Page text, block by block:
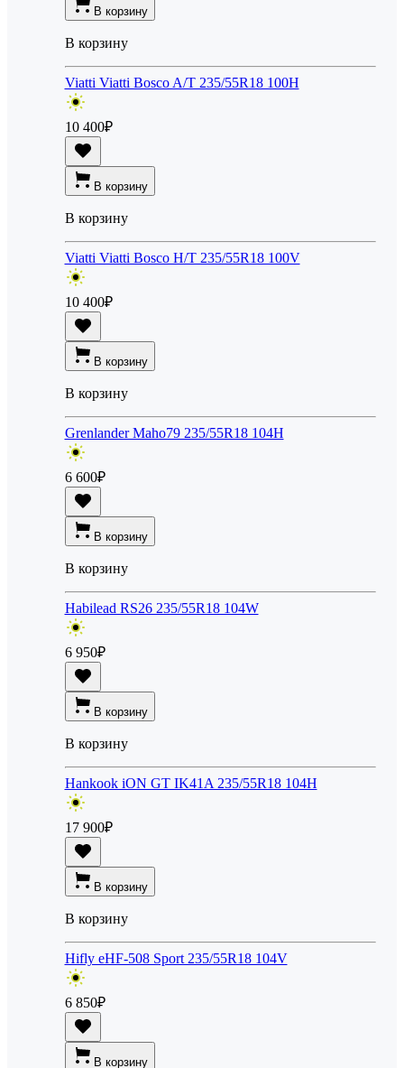
В корзину
В корзину
Viatti Viatti Bosco A/T 235/55R18 100H
10 400₽
В корзину
В корзину
Viatti Viatti Bosco H/T 235/55R18 100V
10 400₽
В корзину
В корзину
Grenlander Maho79 235/55R18 104H
6 600₽
В корзину
В корзину
Habilead RS26 235/55R18 104W
6 950₽
В корзину
В корзину
Hankook iON GT IK41A 235/55R18 104H
17 900₽
В корзину
В корзину
Hifly eHF-508 Sport 235/55R18 104V
6 850₽
В корзину